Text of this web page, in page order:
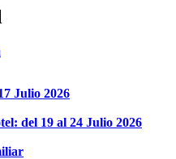
Julio 2026
del 19 al 24 Julio 2026